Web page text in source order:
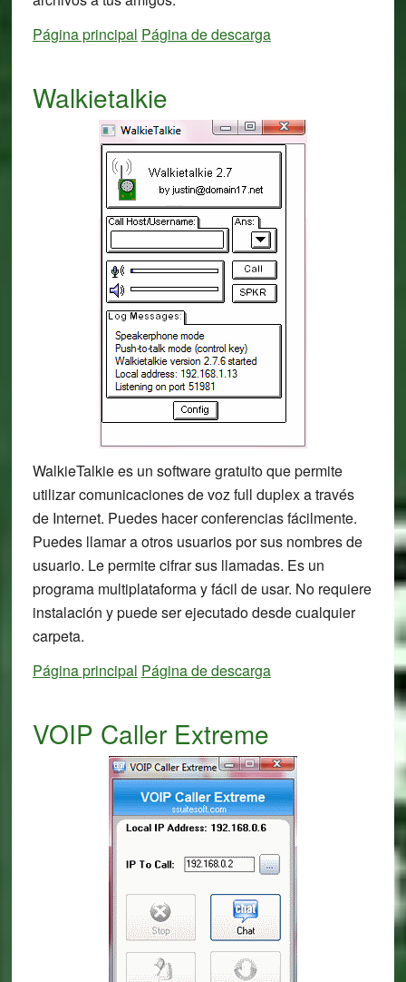
Página principal Página de descarga
Walkietalkie
WalkieTalkie es un software gratuito que permite
utilizar comunicaciones de voz full duplex a través
de Internet. Puedes hacer conferencias fácilmente.
Puedes llamar a otros usuarios por sus nombres de
usuario. Le permite cifrar sus llamadas. Es un
programa multiplataforma y fácil de usar. No requiere
instalación y puede ser ejecutado desde cualquier
carpeta.
Página principal Página de descarga
VOIP Caller Extreme